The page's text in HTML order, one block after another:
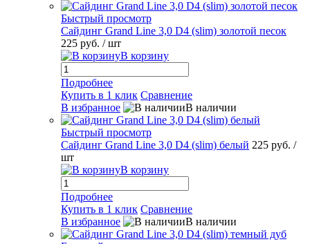
Быстрый просмотр
Сайдинг Grand Line 3,0 D4 (slim) золотой песок
225 руб. / шт
В корзину
Подробнее
Купить в 1 клик Сравнение
В избранное
В наличии
Быстрый просмотр
Сайдинг Grand Line 3,0 D4 (slim) белый 225 руб. /
шт
В корзину
Подробнее
Купить в 1 клик Сравнение
В избранное
В наличии